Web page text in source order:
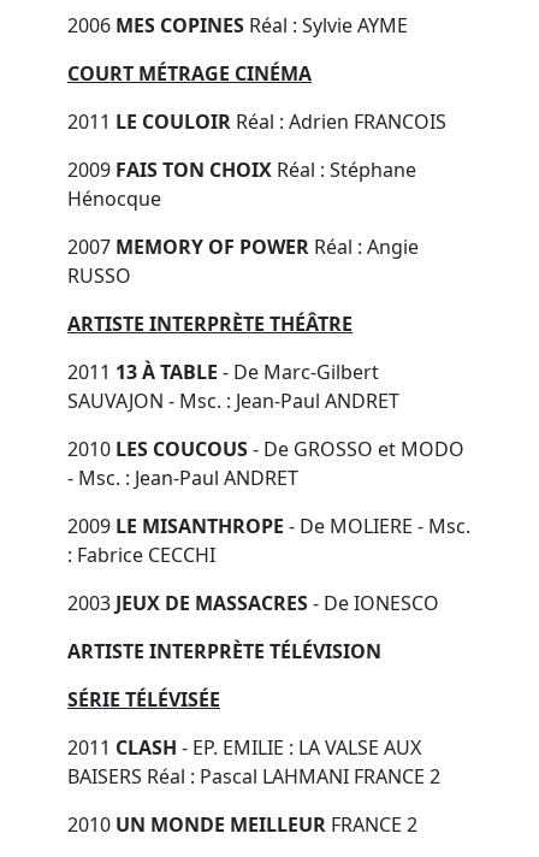
2006 MES COPINES Réal : Sylvie AYME
COURT MÉTRAGE CINÉMA
2011 LE COULOIR Réal : Adrien FRANCOIS
2009 FAIS TON CHOIX Réal : Stéphane
Hénocque
2007 MEMORY OF POWER Réal : Angie
RUSSO
ARTISTE INTERPRÈTE THÉÂTRE
2011 13 À TABLE - De Marc-Gilbert
SAUVAJON - Msc. : Jean-Paul ANDRET
2010 LES COUCOUS- De GROSSO et MODO
- Msc. : Jean-Paul ANDRET
2009 LE MISANTHROPE - De MOLIERE - Msc.
: Fabrice CECCHI
2003 JEUX DE MASSACRES- De IONESCO
ARTISTE INTERPRÈTE TÉLÉVISION
SÉRIE TÉLÉVISÉE
2011 CLASH - EP. EMILIE : LA VALSE AUX
BAISERS Réal : Pascal LAHMANI FRANCE 2
2010 UN MONDE MEILLEUR FRANCE 2